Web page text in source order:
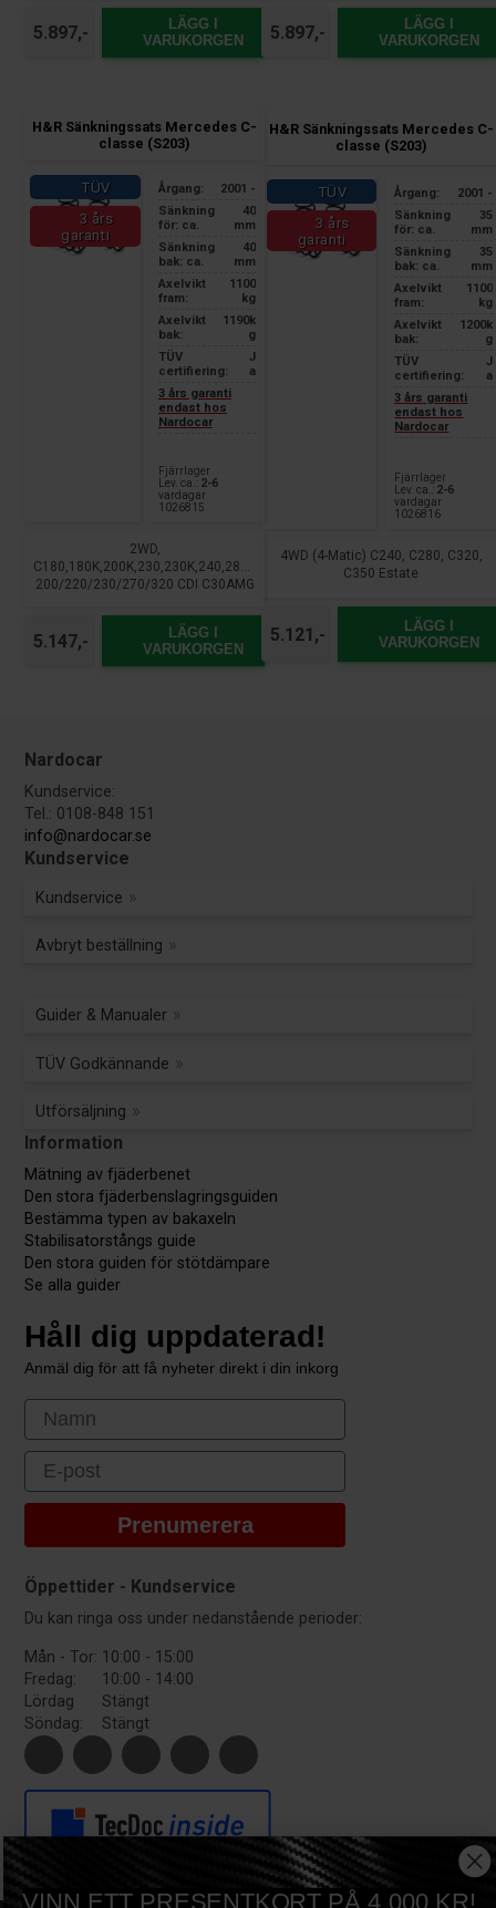
5.897,-
LÄGG I
VARUKORGEN
5.897,-
LÄGG I
VARUKORGEN
H&R Sänkningssats Mercedes C-
classe (S203)
TÜV
3 års
garanti
Årgang:
2001 -
Sänkning
för: ca.
40
mm
Sänkning
bak: ca.
40
mm
Axelvikt
fram:
1100
kg
Axelvikt
bak:
1190k
g
TÜV
certifiering:
J
a
3 års garanti
endast hos
Nardocar
Fjärrlager
Lev. ca.:
2-6
vardagar
1026815
2WD,
C180,180K,200K,230,230K,240,280,320,350
200/220/230/270/320 CDI C30AMG
5.147,-
LÄGG I
VARUKORGEN
H&R Sänkningssats Mercedes C-
classe (S203)
TÜV
3 års
garanti
Årgang:
2001 -
Sänkning
för: ca.
35
mm
Sänkning
bak: ca.
35
mm
Axelvikt
fram:
1100
kg
Axelvikt
bak:
1200k
g
TÜV
certifiering:
J
a
3 års garanti
endast hos
Nardocar
Fjärrlager
Lev. ca.: 2-6
vardagar
1026816
4WD (4-Matic) C240, C280, C320,
C350 Estate
5.121,-
LÄGG I
VARUKORGEN
Nardocar
Kundservice:
Tel.: 0108-848 151
info@nardocar.se
Kundservice
Kundservice
Avbryt beställning
Guider & Manualer
TÜV Godkännande
Utförsäljning
Information
Mätning av fjäderbenet
Den stora fjäderbenslagringsguiden
Bestämma typen av bakaxeln
Stabilisatorstångs guide
Den stora guiden för stötdämpare
Se alla guider
Håll dig uppdaterad!
Anmäl dig för att få nyheter direkt i din inkorg
First Name
Email
Prenumerera
Öppettider - Kundservice
Du kan ringa oss under nedanstående perioder:
Mån - Tor: 10:00 - 15:00
Fredag:
10:00 - 14:00
Lördag
Stängt
Söndag:
Stängt
VINN ETT PRESENTKORT PÅ 4.000 KR!